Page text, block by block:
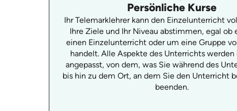
Persönliche Kurse
Ihr Telemarklehrer kann den Einzelunterricht
Ihre Ziele und Ihr Niveau abstimmen, egal ob
einen Einzelunterricht oder um eine Gruppe
handelt. Alle Aspekte des Unterrichts
angepasst, von dem, was Sie während des
bis hin zu dem Ort, an dem Sie den Unterricht
beenden.